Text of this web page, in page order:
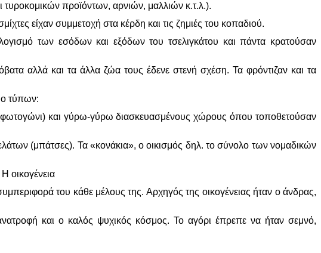
προϊόντων, αρνιών, μαλλιών κ.τ.λ.).
είχαν συμμετοχή στα κέρδη και τις ζημιές του κοπαδιού.
των εσόδων και εξόδων του τσελιγκάτου και πάντα κρατούσαν
αλλά και τα άλλα ζώα τους έδενε στενή σχέση. Τα φρόντιζαν και τα
τύπων:
και γύρω-γύρω διασκευασμένους χώρους όπου τοποθετούσαν
(μπάτσες). Τα «κονάκια», ο οικισμός δηλ. το σύνολο των νομαδικών
οικογένεια
του κάθε μέλους της. Αρχηγός της οικογένειας ήταν ο άνδρας,
και ο καλός ψυχικός κόσμος. Το αγόρι έπρεπε να ήταν σεμνό,